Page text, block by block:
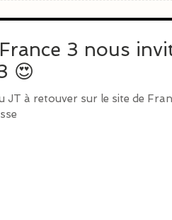
3 nous
😍
JT à retouver sur le site de